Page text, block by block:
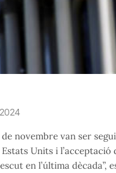
novembre van ser
Units i l’acceptació
en l’última